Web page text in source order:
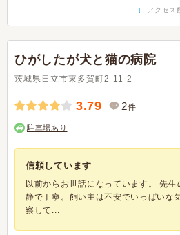
↓ アクセ
ひがしたが犬と猫の病院
茨城県日立市東多賀町2-11-2
3.79 2件
駐車場あり
信頼しています
以前からお世話になっています。 先
静で丁寧。飼い主は不安でいっぱいな
察して...